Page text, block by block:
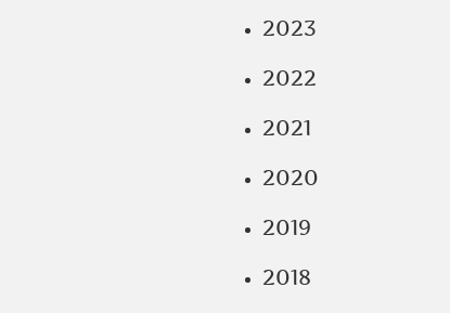
2023
2022
2021
2020
2019
2018